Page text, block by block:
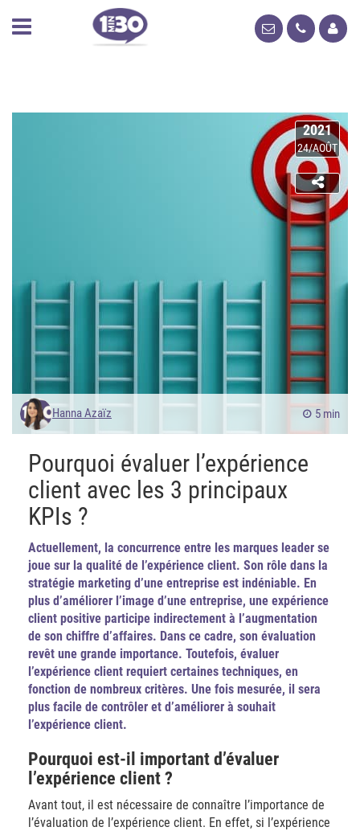
2021
24/AOÛT
Hanna Azaïz 5 min
Pourquoi évaluer l’expérience
client avec les 3 principaux
KPIs ?
Actuellement, la concurrence entre les marques leader se
joue sur la qualité de l’expérience client. Son rôle dans la
stratégie marketing d’une entreprise est indéniable. En
plus d’améliorer l’image d’une entreprise, une expérience
client positive participe indirectement à l’augmentation
de son chiffre d’affaires. Dans ce cadre, son évaluation
revêt une grande importance. Toutefois, évaluer
l’expérience client requiert certaines techniques, en
fonction de nombreux critères. Une fois mesurée, il sera
plus facile de contrôler et d’améliorer à souhait
l’expérience client.
Pourquoi est-il important d’évaluer
l’expérience client ?
Avant tout, il est nécessaire de connaître l’importance de
l’évaluation de l’expérience client. En effet, si l’expérience